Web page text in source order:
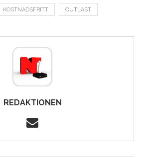
KOSTNADSFRITT OUTLAST
REDAKTIONEN